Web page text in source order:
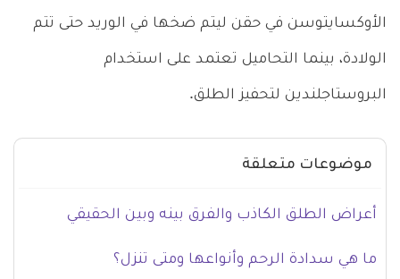
الأوكسايتوسن في حقن ليتم ضخها في الوريد حتى تتم
الولادة، بينما التحاميل تعتمد على استخدام
البروستاجلندين لتحفيز الطلق.
موضوعات متعلقة
أعراض الطلق الكاذب والفرق بينه وبين الحقيقي
ما هي سدادة الرحم وأنواعها ومتى تنزل؟